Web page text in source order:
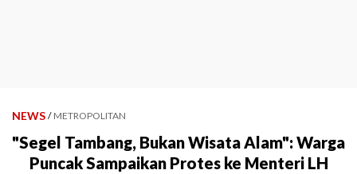
NEWS / METROPOLITAN
"Segel Tambang, Bukan Wisata Alam": Warga
Puncak Sampaikan Protes ke Menteri LH